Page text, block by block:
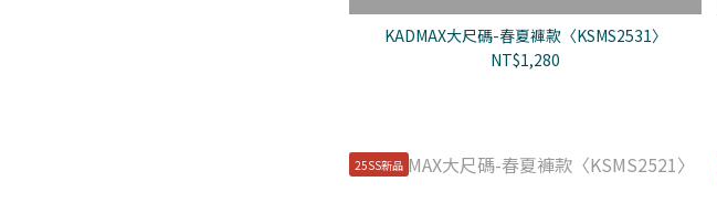
KADMAX大尺碼-春夏褲款〈KSMS2531〉
NT$1,280
25SS新品